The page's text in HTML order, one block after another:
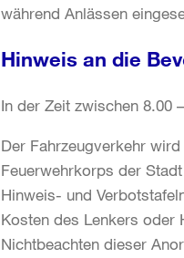
während Anlässen
Hinweis an die
In der Zeit zwischen 8.00
Der Fahrzeugverkehr
Feuerwehrkorps der
Hinweis- und
Kosten des Lenkers oder
Nichtbeachten dieser